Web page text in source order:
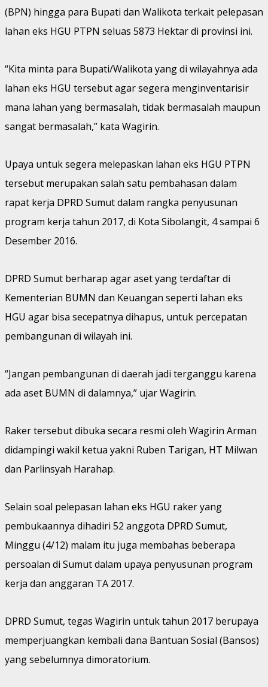
(BPN) hingga para Bupati dan Walikota terkait pelepasan
lahan eks HGU PTPN seluas 5873 Hektar di provinsi ini.
“Kita minta para Bupati/Walikota yang di wilayahnya ada
lahan eks HGU tersebut agar segera menginventarisir
mana lahan yang bermasalah, tidak bermasalah maupun
sangat bermasalah,” kata Wagirin.
Upaya untuk segera melepaskan lahan eks HGU PTPN
tersebut merupakan salah satu pembahasan dalam
rapat kerja DPRD Sumut dalam rangka penyusunan
program kerja tahun 2017, di Kota Sibolangit, 4 sampai 6
Desember 2016.
DPRD Sumut berharap agar aset yang terdaftar di
Kementerian BUMN dan Keuangan seperti lahan eks
HGU agar bisa secepatnya dihapus, untuk percepatan
pembangunan di wilayah ini.
“Jangan pembangunan di daerah jadi terganggu karena
ada aset BUMN di dalamnya,” ujar Wagirin.
Raker tersebut dibuka secara resmi oleh Wagirin Arman
didampingi wakil ketua yakni Ruben Tarigan, HT Milwan
dan Parlinsyah Harahap.
Selain soal pelepasan lahan eks HGU raker yang
pembukaannya dihadiri 52 anggota DPRD Sumut,
Minggu (4/12) malam itu juga membahas beberapa
persoalan di Sumut dalam upaya penyusunan program
kerja dan anggaran TA 2017.
DPRD Sumut, tegas Wagirin untuk tahun 2017 berupaya
memperjuangkan kembali dana Bantuan Sosial (Bansos)
yang sebelumnya dimoratorium.